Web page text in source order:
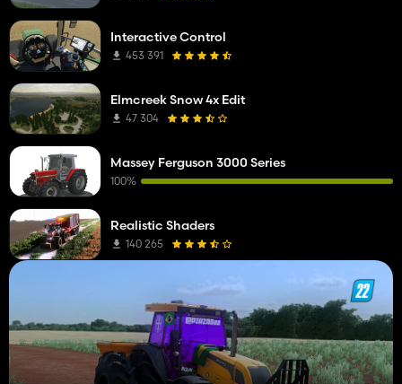
Interactive Control
453 391
Elmcreek Snow 4x Edit
47 304
Massey Ferguson 3000 Series
100%
Realistic Shaders
140 265